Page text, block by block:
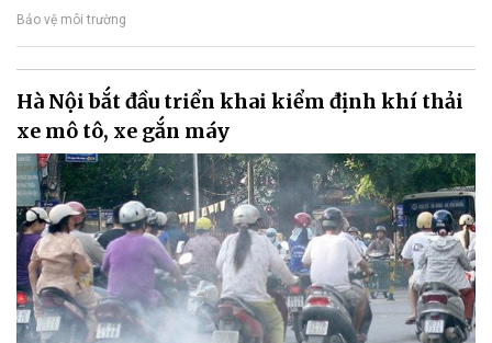
Bảo vệ môi trường
Hà Nội bắt đầu triển khai kiểm định khí thải
xe mô tô, xe gắn máy